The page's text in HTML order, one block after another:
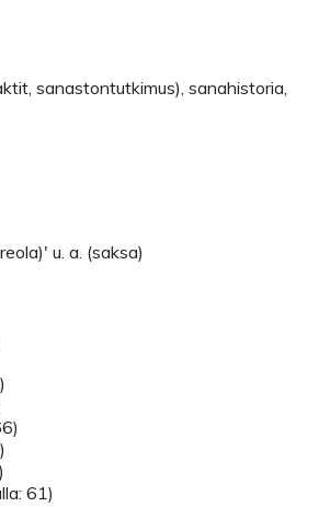
sanastontutkimus), sanahistoria,
u. a. (saksa)
61)